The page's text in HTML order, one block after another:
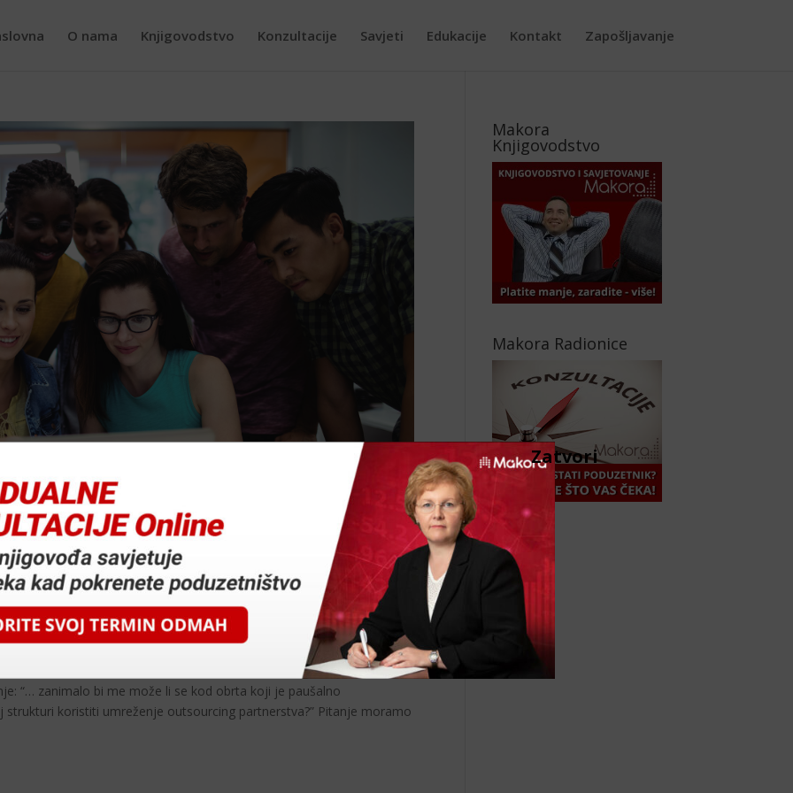
O nama Knjigovodstvo Konzultacije Savjeti Edukacije Kontakt Zapošljavanje
obrtnika
“… zanimalo bi me može li se kod obrta koji je paušalno
koristiti umreženje outsourcing partnerstva?” Pitanje moramo
Makora
Knjigovodstvo
Makora Radionice
Zatvori